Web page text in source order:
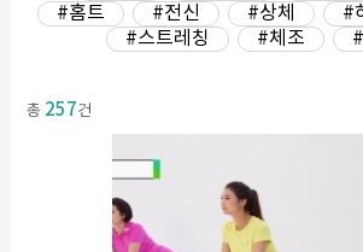
#홈트
#전신 #상체 #
#스트레칭
#체조
총 257건